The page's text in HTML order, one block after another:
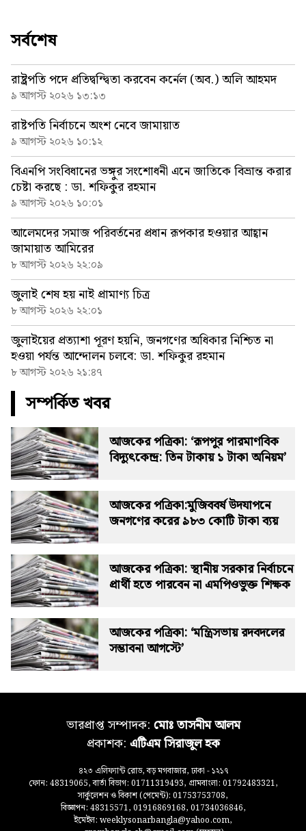
সর্বশেষ
রাষ্ট্রপতি পদে প্রতিদ্বন্দ্বিতা করবেন কর্নেল (অব.) অলি আহমদ
৯ আগস্ট ২০২৬ ১৩:১৩
রাষ্টপতি নির্বাচনে অংশ নেবে জামায়াত
৯ আগস্ট ২০২৬ ১০:১২
বিএনপি সংবিধানের ভঙ্গুর সংশোধনী এনে জাতিকে বিভ্রান্ত করার
চেষ্টা করছে : ডা. শফিকুর রহমান
৯ আগস্ট ২০২৬ ১০:০১
আলেমদের সমাজ পরিবর্তনের প্রধান রূপকার হওয়ার আহ্বান
জামায়াত আমিরের
৮ আগস্ট ২০২৬ ২২:০৯
জুলাই শেষ হয় নাই প্রামাণ্য চিত্র
৮ আগস্ট ২০২৬ ২২:০১
জুলাইয়ের প্রত্যাশা পূরণ হয়নি, জনগণের অধিকার নিশ্চিত না
হওয়া পর্যন্ত আন্দোলন চলবে: ডা. শফিকুর রহমান
৮ আগস্ট ২০২৬ ২১:৪৭
সম্পর্কিত খবর
আজকের পত্রিকা: ‘রূপপুর পারমাণবিক
বিদ্যুৎকেন্দ্র: তিন টাকায় ১ টাকা অনিয়ম’
আজকের পত্রিকা:মুজিববর্ষ উদযাপনে
জনগণের করের ৯৮৩ কোটি টাকা ব্যয়
আজকের পত্রিকা: স্থানীয় সরকার নির্বাচনে
প্রার্থী হতে পারবেন না এমপিওভুক্ত শিক্ষক
আজকের পত্রিকা: ‘মন্ত্রিসভায় রদবদলের
সম্ভাবনা আগস্টে’
ভারপ্রাপ্ত সম্পাদক: মোঃ তাসনীম আলম
প্রকাশক: এটিএম সিরাজুল হক
৪২৩ এলিফ্যান্ট রোড, বড় মগবাজার, ঢাকা - ১২১৭
ফোন: 48319065, বার্তা বিভাগ: 01711319493, গ্রামবাংলা: 01792483321,
সার্কুলেশন ও বিকাশ (পেমেন্ট): 01753753708,
বিজ্ঞাপন: 48315571, 01916869168, 01734036846,
ইমেইল: weeklysonarbangla@yahoo.com,